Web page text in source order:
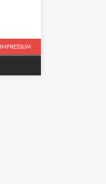
IMPRESSUM